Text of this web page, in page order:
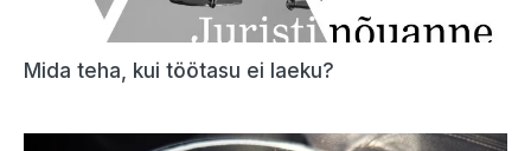
Mida teha, kui töötasu ei laeku?